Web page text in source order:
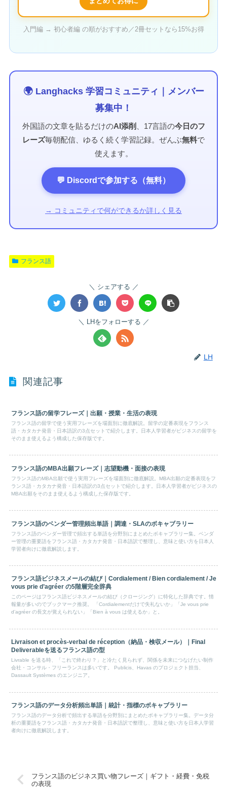
入門編 → 初心者編 の順がおすすめ／2冊セットなら15%お得
🌍 Langhacks 学習コミュニティ｜メンバー
募集中！
外国語の文章を貼るだけのAI添削 、17言語の今日のフ
レーズ毎朝配信、ゆるく続く学習記録。ぜんぶ無料で
使えます。
💬 Discordで参加する（無料）
→ コミュニティで何ができるか詳しく見る
フランス語
シェアする
LHをフォローする
LH
関連記事
フランス語の留学フレーズ｜出願・授業・生活の表現
フランス語の留学で使う実用フレーズを場面別に徹底解説。留学の定番表現をフランス
語・カタカナ発音・日本語訳の3点セットで紹介します。日本人学習者がビジネスの留学を
そのまま使えるよう構成した保存版です。
フランス語のMBA出願フレーズ｜志望動機・面接の表現
フランス語のMBA出願で使う実用フレーズを場面別に徹底解説。MBA出願の定番表現をフ
ランス語・カタカナ発音・日本語訳の3点セットで紹介します。日本人学習者がビジネスの
MBA出願をそのまま使えるよう構成した保存版です。
フランス語のベンダー管理頻出単語｜調達・SLAのボキャブラリー
フランス語のベンダー管理で頻出する単語を分野別にまとめたボキャブラリー集。ベンダ
ー管理の重要語をフランス語・カタカナ発音・日本語訳で整理し、意味と使い方を日本人
学習者向けに徹底解説します。
フランス語ビジネスメールの結び｜Cordialement / Bien cordialement / Je
vous prie d’agréer の5階層完全辞典
このページはフランス語ビジネスメールの結び（クロージング）に特化した辞典です。情
報量が多いのでブックマーク推奨。 「Cordialementだけで失礼ないか」「Je vous prie
d’agréer の長文が覚えられない」「Bien à vous は使えるか」と。
Livraison et procès-verbal de réception（納品・検収メール）｜Final
Deliverableを送るフランス語の型
Livrable を送る時、「これで終わり？」と冷たく見られず、関係を未来につなげたい制作
会社・コンサル・フリーランスは多いです。 Publicis、Havas のプロジェクト担当、
Dassault Systèmes のエンジニア。
フランス語のデータ分析頻出単語｜統計・指標のボキャブラリー
フランス語のデータ分析で頻出する単語を分野別にまとめたボキャブラリー集。データ分
析の重要語をフランス語・カタカナ発音・日本語訳で整理し、意味と使い方を日本人学習
者向けに徹底解説します。
フランス語のビジネス買い物フレーズ｜ギフト・経費・免税
の表現